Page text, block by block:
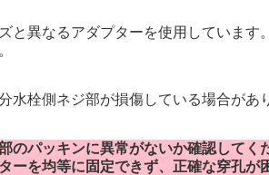
と異なるアダプターを使用しています
水栓側ネジ部が損傷している場合があ
のパッキンに異常がないか確認してく
ーを均等に固定できず、正確な穿孔が